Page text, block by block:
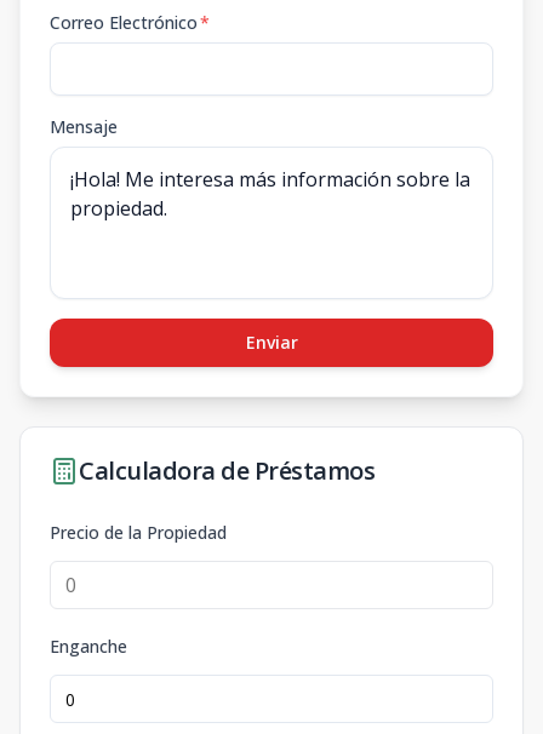
Correo Electrónico*
Mensaje
Enviar
Calculadora de Préstamos
Precio de la Propiedad
Enganche